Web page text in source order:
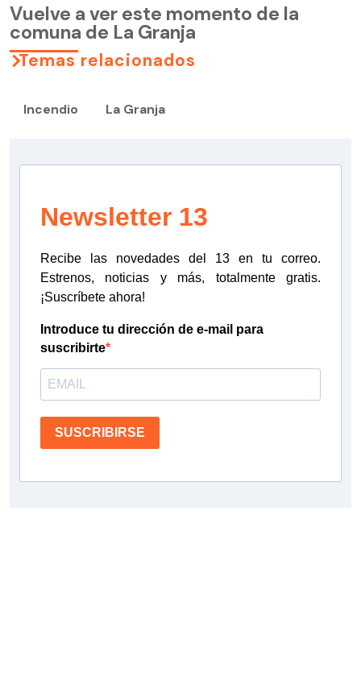
Vuelve a ver este momento de la
comuna de La Granja
Temas relacionados
Incendio La Granja
Newsletter 13
Recibe las novedades del 13 en tu correo.
Estrenos, noticias y más, totalmente gratis.
¡Suscríbete ahora!
Introduce tu dirección de e-mail para
suscribirte
SUSCRIBIRSE